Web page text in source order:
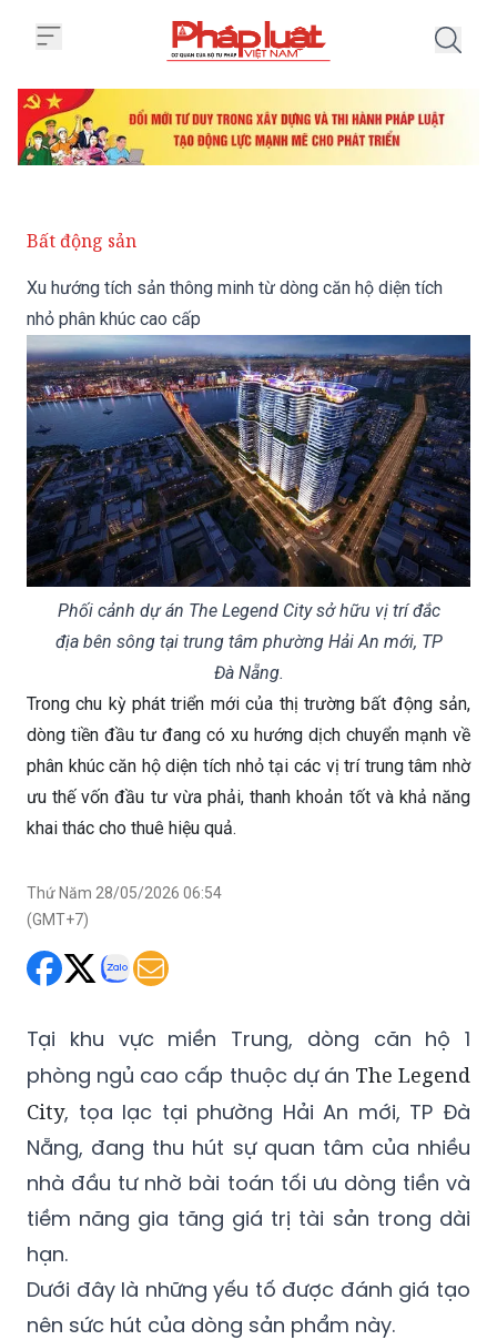
Bất động sản
Xu hướng tích sản thông minh từ dòng căn hộ diện tích
nhỏ phân khúc cao cấp
Phối cảnh dự án The Legend City sở hữu vị trí đắc
địa bên sông tại trung tâm phường Hải An mới, TP
Đà Nẵng.
Trong chu kỳ phát triển mới của thị trường bất động sản,
dòng tiền đầu tư đang có xu hướng dịch chuyển mạnh về
phân khúc căn hộ diện tích nhỏ tại các vị trí trung tâm nhờ
ưu thế vốn đầu tư vừa phải, thanh khoản tốt và khả năng
khai thác cho thuê hiệu quả.
Thứ Năm 28/05/2026 06:54
(GMT+7)
Tại khu vực miền Trung, dòng căn hộ 1
phòng ngủ cao cấp thuộc dự án The Legend
City, tọa lạc tại phường Hải An mới, TP Đà
Nẵng, đang thu hút sự quan tâm của nhiều
nhà đầu tư nhờ bài toán tối ưu dòng tiền và
tiềm năng gia tăng giá trị tài sản trong dài
hạn.
Dưới đây là những yếu tố được đánh giá tạo
nên sức hút của dòng sản phẩm này.